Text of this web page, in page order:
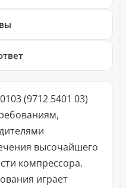
(9712 5401 03)
высочайшего
компрессора.
играет